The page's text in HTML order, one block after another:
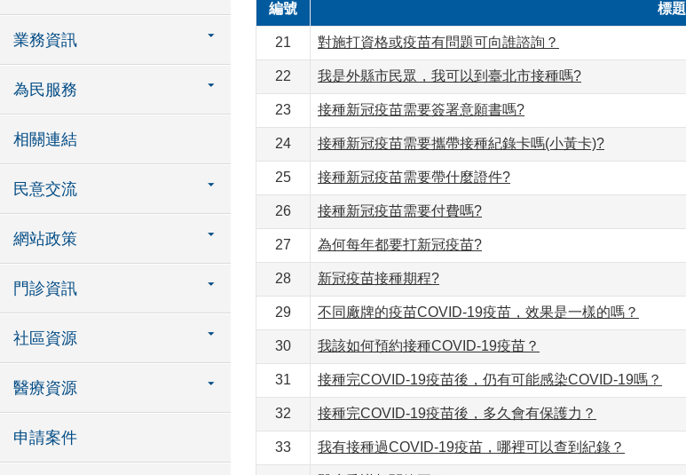
業務資訊
為民服務
相關連結
民意交流
網站政策
門診資訊
社區資源
醫療資源
申請案件
編號 標題
21 對施打資格或疫苗有問題可向誰諮詢？
22 我是外縣市民眾，我可以到臺北市接種嗎?
23 接種新冠疫苗需要簽署意願書嗎?
24 接種新冠疫苗需要攜帶接種紀錄卡嗎(小黃卡)?
25 接種新冠疫苗需要帶什麼證件?
26 接種新冠疫苗需要付費嗎?
27 為何每年都要打新冠疫苗?
28 新冠疫苗接種期程?
29 不同廠牌的疫苗COVID-19疫苗，效果是一樣的嗎？
30 我該如何預約接種COVID-19疫苗？
31 接種完COVID-19疫苗後，仍有可能感染COVID-19嗎？
32 接種完COVID-19疫苗後，多久會有保護力？
33 我有接種過COVID-19疫苗，哪裡可以查到紀錄？